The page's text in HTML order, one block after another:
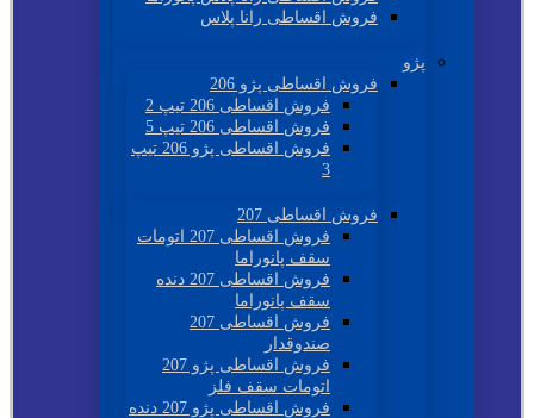
فروش اقساطی رانا پلاس
پژو
فروش اقساطی پژو 206
فروش اقساطی 206 تیپ 2
فروش اقساطی 206 تیپ 5
فروش اقساطی پژو 206 تیپ
3
فروش اقساطی 207
فروش اقساطی 207 اتومات
سقف پانوراما
فروش اقساطی 207 دنده
سقف پانوراما
فروش اقساطی 207
صندوقدار
فروش اقساطی پژو 207
اتومات سقف فلز
فروش اقساطی پژو 207 دنده